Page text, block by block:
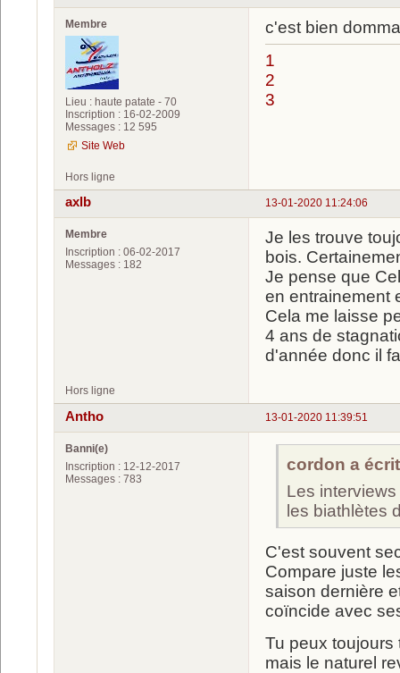
Membre
Lieu : haute patate - 70
Inscription : 16-02-2009
Messages : 12 595
Site Web
c'est bien
1
2
3
Hors ligne
13-01-2020 11:24:06
axlb
Membre
Inscription : 06-02-2017
Messages : 182
Je les trouve
bois.
Je pense que
en entrainement
Cela me laisse
4 ans de
d'année donc il
Hors ligne
13-01-2020 11:39:51
Antho
Banni(e)
Inscription : 12-12-2017
Messages : 783
cordon a
Les
les biathlètes
C'est souvent
Compare juste
saison dernière
coïncide avec
Tu peux toujours
mais le naturel